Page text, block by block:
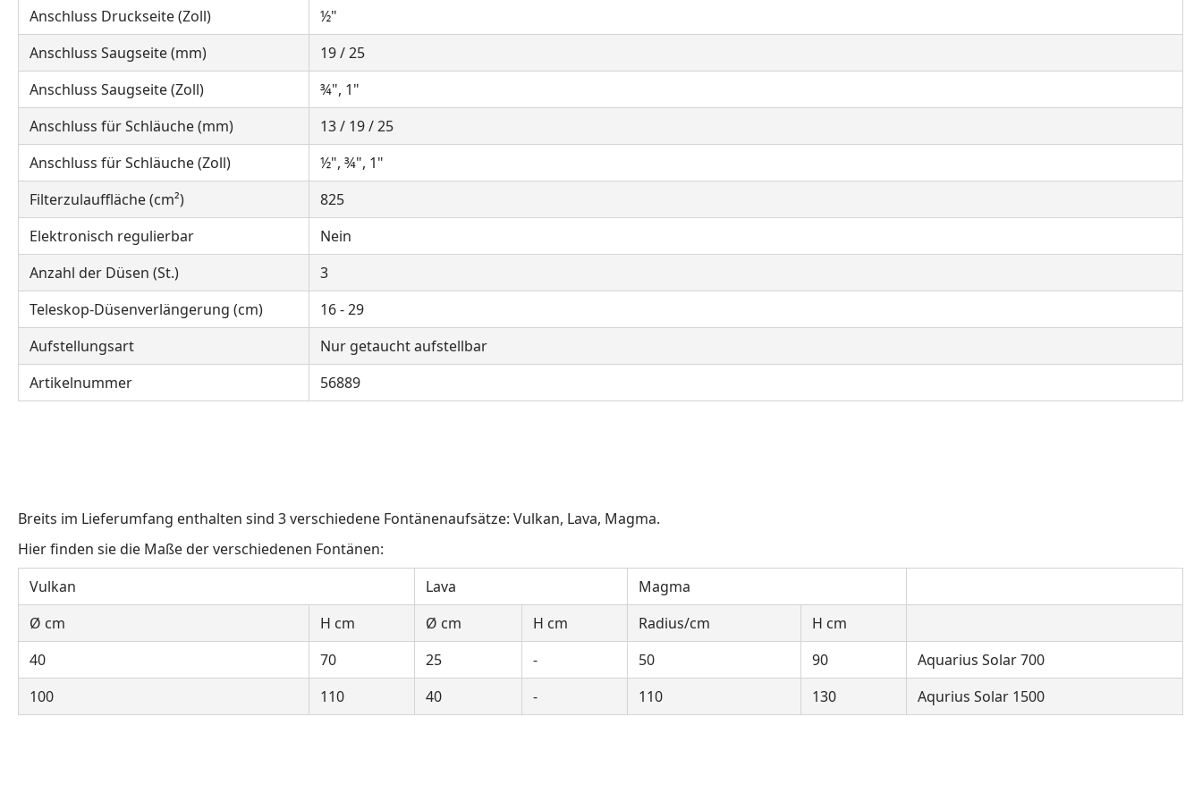
Anschluss Druckseite (Zoll)
½"
Anschluss Saugseite (mm)
19 / 25
Anschluss Saugseite (Zoll)
¾", 1"
Anschluss für Schläuche (mm)
13 / 19 / 25
Anschluss für Schläuche (Zoll)
½", ¾", 1"
Filterzulauffläche (cm²)
825
Elektronisch regulierbar
Nein
Anzahl der Düsen (St.)
3
Teleskop-Düsenverlängerung (cm)
16 - 29
Aufstellungsart
Nur getaucht aufstellbar
Artikelnummer
56889
Breits im Lieferumfang enthalten sind 3 verschiedene Fontänenaufsätze: Vulkan, Lava, Magma.
Hier finden sie die Maße der verschiedenen Fontänen:
Vulkan
Lava
Magma
Ø cm
H cm Ø cm H cm Radius/cm
H cm
40
70 25 - 50 90
Aquarius Solar 700
100
110 40 - 110 130 Aqurius Solar 1500